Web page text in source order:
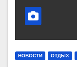
НОВОСТИ ОТДЫХ